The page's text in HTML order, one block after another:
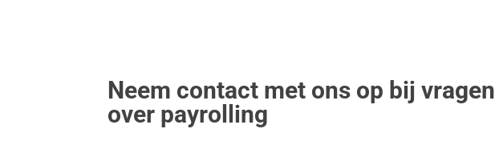
Neem contact met ons op bij vragen
over payrolling